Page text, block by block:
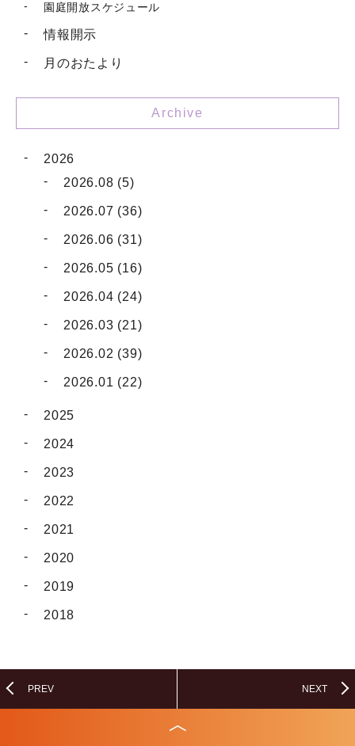
園庭開放スケジュール
情報開示
月のおたより
Archive
2026
2026.08 (5)
2026.07 (36)
2026.06 (31)
2026.05 (16)
2026.04 (24)
2026.03 (21)
2026.02 (39)
2026.01 (22)
2025
2024
2023
2022
2021
2020
2019
2018
PREV NEXT